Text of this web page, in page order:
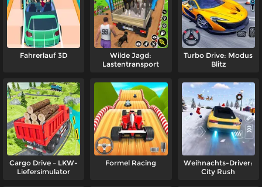
Fahrerlauf 3D
Wilde Jagd:
Lastentransport
Turbo Drive: Modus
Blitz
Cargo Drive – LKW-
Liefersimulator
Formel Racing
Weihnachts-Driver:
City Rush